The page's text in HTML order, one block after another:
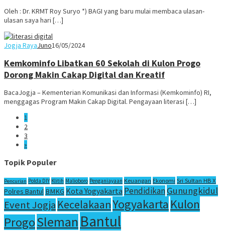
Oleh : Dr. KRMT Roy Suryo *) BAGI yang baru mulai membaca ulasan-
ulasan saya hari […]
Jogja RayaJuno16/05/2024
Kemkominfo Libatkan 60 Sekolah di Kulon Progo
Dorong Makin Cakap Digital dan Kreatif
BacaJogja – Kementerian Komunikasi dan Informasi (Kemkominfo) RI,
menggagas Program Makin Cakap Digital. Pengayaan literasi […]
1
2
3
»
Topik Populer
Pencurian Polda DIY Klitih Malioboro Penganiayaan Keuangan Ekonomi Sri Sultan HB X
Polres Bantul BMKG Kota Yogyakarta PendidikanGunungkidul
Event Jogja KecelakaanYogyakarta Kulon
ProgoSleman Bantul